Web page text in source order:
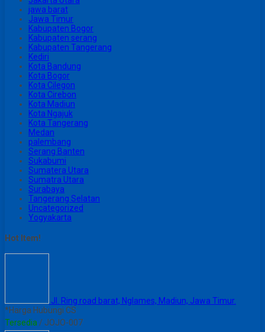
jawa barat
Jawa Timur
Kabupaten Bogor
Kabupaten serang
Kabupaten Tangerang
Kediri
Kota Bandung
Kota Bogor
Kota Cilegon
Kota Cirebon
Kota Madiun
Kota Ngajuk
Kota Tangerang
Medan
palembang
Serang Banten
Sukabumi
Sumatera Utara
Sumatra Utara
Surabaya
Tangerang Selatan
Uncategorized
Yogyakarta
Hot Item!
Jl. Ring road barat, Nglames, Madiun, Jawa Timur.
*Harga Hubungi CS
Tersedia/ JOJO-007